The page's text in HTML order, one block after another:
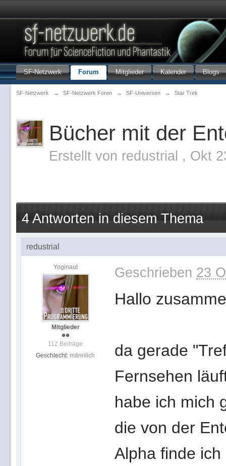
SF-Netzwerk Forum Mitglieder Kalender Blogs
SF-Netzwerk → SF-Netzwerk Foren → SF-Universen → Star Trek
Bücher mit der
Erstellt von redustrial , Okt
4 Antworten in diesem Thema
redustrial
Yoginaut
Mitglieder
112 Beiträge
Geschlecht: männlich
Geschrieben 23
Hallo
da gerade
Fernsehen
habe ich mich
die von der
Alpha finde